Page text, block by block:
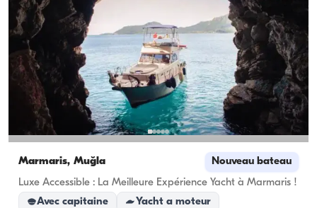
Marmaris, Muğla Nouveau bateau
Luxe Accessible : La Meilleure Expérience Yacht à Marmaris !
Avec capitaine
Yacht a moteur